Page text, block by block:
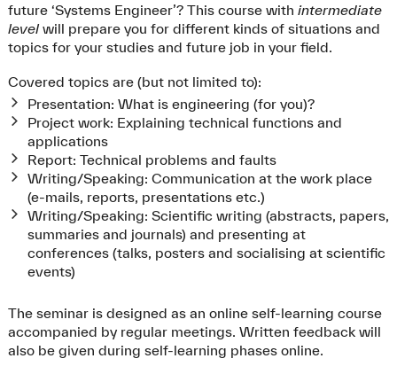
future ‘Systems Engineer’? This course with intermediate
levelwill prepare you for different kinds of situations and
topics for your studies and future job in your field.
Covered topics are (but not limited to):
Presentation: What is engineering (for you)?
Project work: Explaining technical functions and
applications
Report: Technical problems and faults
Writing/Speaking: Communication at the work place
(e-mails, reports, presentations etc.)
Writing/Speaking: Scientific writing (abstracts, papers,
summaries and journals) and presenting at
conferences (talks, posters and socialising at scientific
events)
The seminar is designed as an online self-learning course
accompanied by regular meetings. Written feedback will
also be given during self-learning phases online.